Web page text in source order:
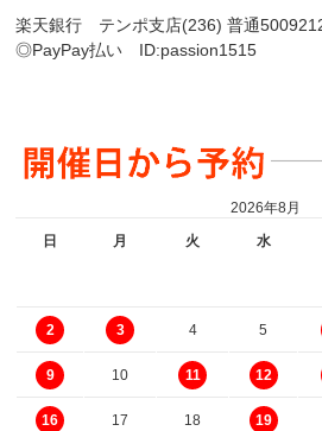
楽天銀行 テンポ支店(236) 普通
◎PayPay払い ID:passion1515
2026年8月
日
月 火 水
2 3 4 5
9 10 11 12
16 17 18 19